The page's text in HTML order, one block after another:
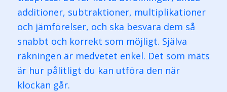
additioner, subtraktioner, multiplikationer
och jämförelser, och ska besvara dem så
snabbt och korrekt som möjligt. Själva
räkningen är medvetet enkel. Det som mäts
är hur pålitligt du kan utföra den när
klockan går.